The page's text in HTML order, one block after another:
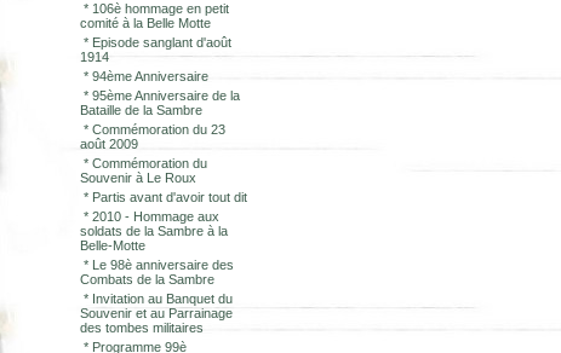
* 106è hommage en petit
comité à la Belle Motte
* Episode sanglant d'août
1914
* 94ème Anniversaire
* 95ème Anniversaire de la
Bataille de la Sambre
* Commémoration du 23
août 2009
* Commémoration du
Souvenir à Le Roux
* Partis avant d'avoir tout dit
* 2010 - Hommage aux
soldats de la Sambre à la
Belle-Motte
* Le 98è anniversaire des
Combats de la Sambre
* Invitation au Banquet du
Souvenir et au Parrainage
des tombes militaires
* Programme 99è